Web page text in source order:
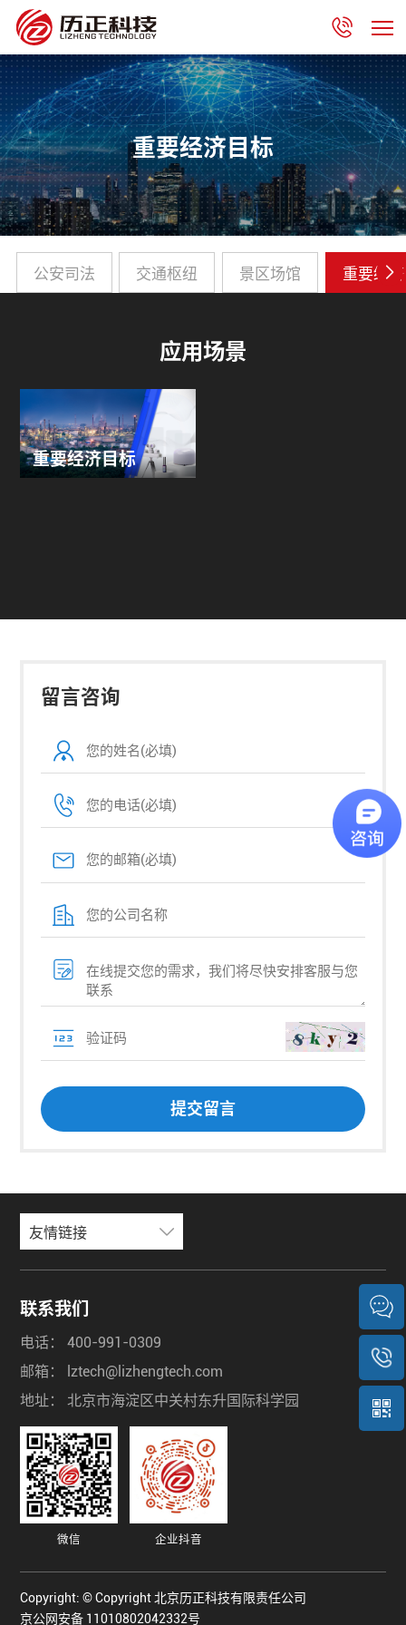
重要经济目标
公安司法 交通枢纽 景区场馆 重要经
应用场景
重要经济目标
留言咨询
重要经济目标低空保障
1
友情链接
联系我们
电话：
400-991-0309
邮箱：
lztech@lizhengtech.com
地址：
北京市海淀区中关村东升国际科学园
微信 企业抖音
Copyright: © Copyright 北京历正科技有限责任公司
京公网安备 11010802042332号